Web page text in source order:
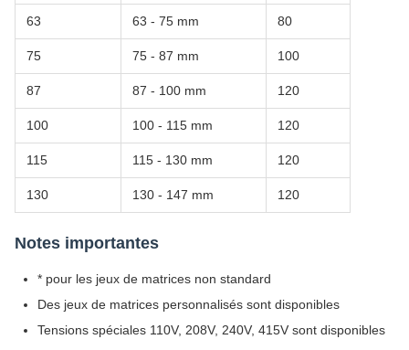
63 63 - 75 mm 80
75 75 - 87 mm 100
87 87 - 100 mm 120
100 100 - 115 mm 120
115 115 - 130 mm 120
130 130 - 147 mm 120
Notes importantes
* pour les jeux de matrices non standard
Des jeux de matrices personnalisés sont disponibles
Tensions spéciales 110V, 208V, 240V, 415V sont disponibles